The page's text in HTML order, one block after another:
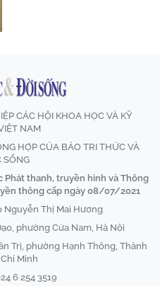
CÁC HỘI KHOA HỌC VÀ KỸ
NAM
HỢP CỦA BÁO TRI THỨC VÀ
SỐNG
Phát thanh, truyền hình và Thông
thông cấp ngày 08/07/2021
Nguyễn Thị Mai Hương
phường Cửa Nam, Hà Nội
Trị, phường Hạnh Thông, Thành
Minh
6 254 3519